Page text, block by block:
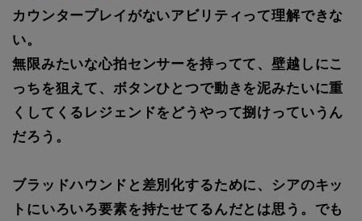
カウンタープレイがないアビリティって理解できな
い。
無限みたいな心拍センサーを持ってて、壁越しにこ
っちを狙えて、ボタンひとつで動きを泥みたいに重
くしてくるレジェンドをどうやって捌けっていうん
だろう。
ブラッドハウンドと差別化するために、シアのキッ
トにいろいろ要素を持たせてるんだとは思う。でも